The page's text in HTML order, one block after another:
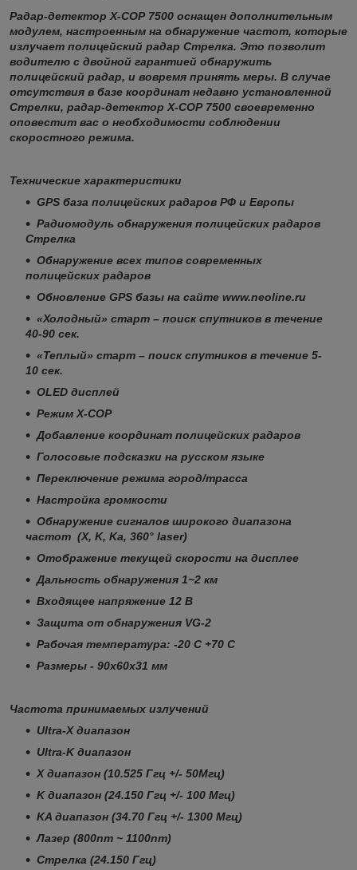
Радар-детектор Х-СОР 7500 оснащен дополнительным
модулем, настроенным на обнаружение частот, которые
излучает полицейский радар Стрелка. Это позволит
водителю с двойной гарантией обнаружить
полицейский радар, и вовремя принять меры. В случае
отсутствия в базе координат недавно установленной
Стрелки, радар-детектор Х-СОР 7500 своевременно
оповестит вас о необходимости соблюдении
скоростного режима.
Технические характеристики
GPS база полицейских радаров РФ и Европы
Радиомодуль обнаружения полицейских радаров
Стрелка
Обнаружение всех типов современных
полицейских радаров
Обновление GPS базы на сайте www.neoline.ru
«Холодный» старт – поиск спутников в течение
40-90 сек.
«Теплый» старт – поиск спутников в течение 5-
10 сек.
OLED дисплей
Режим Х-СОР
Добавление координат полицейских радаров
Голосовые подсказки на русcком языке
Переключение режима город/трасса
Настройка громкости
Обнаружение сигналов широкого диапазона
частот (X, K, Ka, 360° laser)
Отображение текущей скорости на дисплее
Дальность обнаружения 1~2 км
Входящее напряжение 12 В
Защита от обнаружения VG-2
Рабочая температура: -20 С +70 С
Размеры - 90х60х31 мм
Частота принимаемых излучений
Ultra-X диапазон
Ultra-K диапазон
X диапазон (10.525 Ггц +/- 50Мгц)
K диапазон (24.150 Ггц +/- 100 Мгц)
KA диапазон (34.70 Ггц +/- 1300 Мгц)
Лазер (800nm ~ 1100nm)
Стрелка (24.150 Ггц)